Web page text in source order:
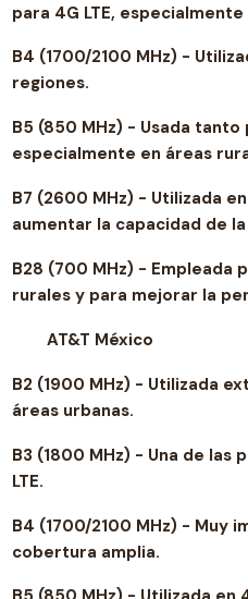
para 4G LTE,
B4 (1700/2100 MHz) -
regiones.
B5 (850 MHz) - Usada tanto
especialmente en áreas
B7 (2600 MHz) - Utilizada
aumentar la capacidad de la
B28 (700 MHz) - Empleada
rurales y para mejorar la
AT&T México
B2 (1900 MHz) - Utilizada
áreas urbanas.
B3 (1800 MHz) - Una de las
LTE.
B4 (1700/2100 MHz) - Muy
cobertura amplia.